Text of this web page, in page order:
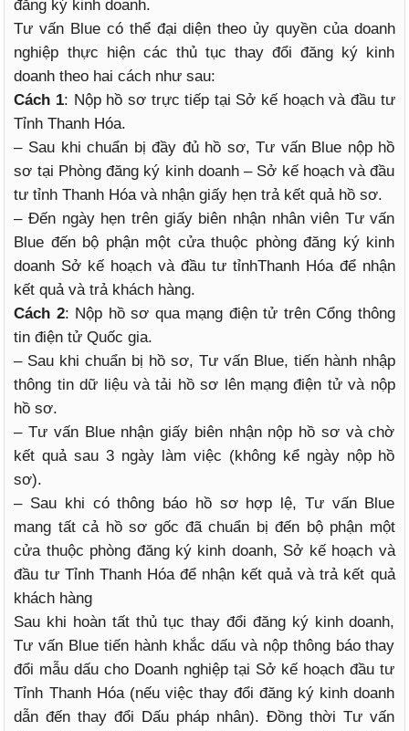
đăng ký kinh doanh.
Tư vấn Blue có thể đại diện theo ủy quyền của doanh
nghiệp thực hiện các thủ tục thay đổi đăng ký kinh
doanh theo hai cách như sau:
Cách 1: Nộp hồ sơ trực tiếp tại Sở kế hoạch và đầu tư
Tỉnh Thanh Hóa.
– Sau khi chuẩn bị đầy đủ hồ sơ, Tư vấn Blue nộp hồ
sơ tại Phòng đăng ký kinh doanh – Sở kế hoạch và đầu
tư tỉnh Thanh Hóa và nhận giấy hẹn trả kết quả hồ sơ.
– Đến ngày hẹn trên giấy biên nhận nhân viên Tư vấn
Blue đến bộ phận một cửa thuộc phòng đăng ký kinh
doanh Sở kế hoạch và đầu tư tỉnhThanh Hóa để nhận
kết quả và trả khách hàng.
Cách 2: Nộp hồ sơ qua mạng điện tử trên Cổng thông
tin điện tử Quốc gia.
– Sau khi chuẩn bị hồ sơ, Tư vấn Blue, tiến hành nhập
thông tin dữ liệu và tải hồ sơ lên mạng điện tử và nộp
hồ sơ.
– Tư vấn Blue nhận giấy biên nhận nộp hồ sơ và chờ
kết quả sau 3 ngày làm việc (không kể ngày nộp hồ
sơ).
– Sau khi có thông báo hồ sơ hợp lệ, Tư vấn Blue
mang tất cả hồ sơ gốc đã chuẩn bị đến bộ phận một
cửa thuộc phòng đăng ký kinh doanh, Sở kế hoạch và
đầu tư Tỉnh Thanh Hóa để nhận kết quả và trả kết quả
khách hàng
Sau khi hoàn tất thủ tục thay đổi đăng ký kinh doanh,
Tư vấn Blue tiến hành khắc dấu và nộp thông báo thay
đổi mẫu dấu cho Doanh nghiệp tại Sở kế hoạch đầu tư
Tỉnh Thanh Hóa (nếu việc thay đổi đăng ký kinh doanh
dẫn đến thay đổi Dấu pháp nhân). Đồng thời Tư vấn